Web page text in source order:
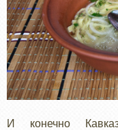
И конечно